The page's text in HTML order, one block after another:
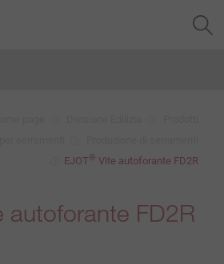
EJOT® Vite autoforante FD2R
autoforante FD2R